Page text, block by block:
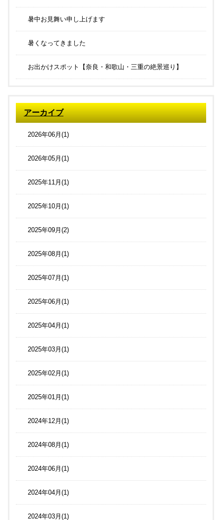
暑中お見舞い申し上げます
暑くなってきました
お出かけスポット【奈良・和歌山・三重の絶景巡り】
アーカイブ
2026年06月(1)
2026年05月(1)
2025年11月(1)
2025年10月(1)
2025年09月(2)
2025年08月(1)
2025年07月(1)
2025年06月(1)
2025年04月(1)
2025年03月(1)
2025年02月(1)
2025年01月(1)
2024年12月(1)
2024年08月(1)
2024年06月(1)
2024年04月(1)
2024年03月(1)